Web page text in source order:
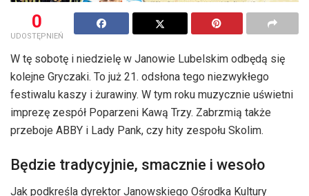
0
UDOSTĘPNIEŃ
W tę sobotę i niedzielę w Janowie Lubelskim odbędą się
kolejne Gryczaki. To już 21. odsłona tego niezwykłego
festiwalu kaszy i żurawiny. W tym roku muzycznie uświetni
imprezę zespół Poparzeni Kawą Trzy. Zabrzmią także
przeboje ABBY i Lady Pank, czy hity zespołu Skolim.
Będzie tradycyjnie, smacznie i wesoło
Jak podkreśla dyrektor Janowskiego Ośrodka Kultury